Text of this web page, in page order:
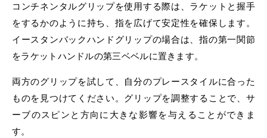
コンチネンタルグリップを使用する際は、ラケットと握手
をするかのように持ち、指を広げて安定性を確保します。
イースタンバックハンドグリップの場合は、指の第一関節
をラケットハンドルの第三ベベルに置きます。
両方のグリップを試して、自分のプレースタイルに合った
ものを見つけてください。グリップを調整することで、サ
ーブのスピンと方向に大きな影響を与えることができま
す。